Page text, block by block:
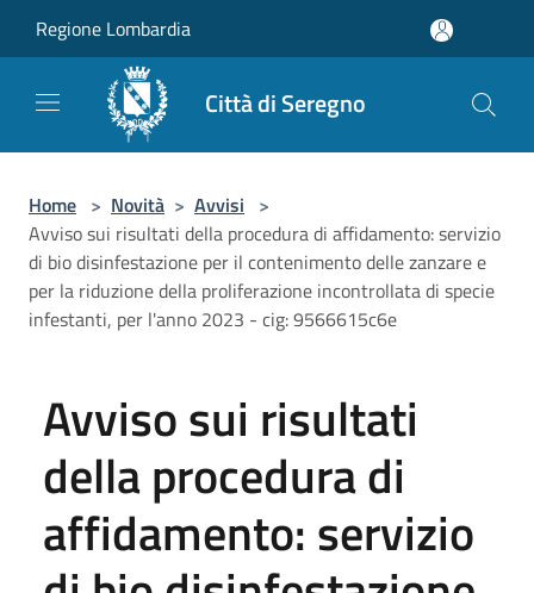
Regione Lombardia
Città di Seregno
Home > Novità > Avvisi >
Avviso sui risultati della procedura di affidamento: servizio
di bio disinfestazione per il contenimento delle zanzare e
per la riduzione della proliferazione incontrollata di specie
infestanti, per l'anno 2023 - cig: 9566615c6e
Avviso sui risultati
della procedura di
affidamento: servizio